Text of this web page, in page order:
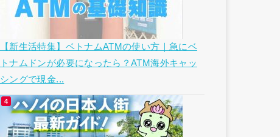
【新生活特集】ベトナムATMの使い方｜急にベ
トナムドンが必要になったら？ATM海外キャッ
シングで現金...